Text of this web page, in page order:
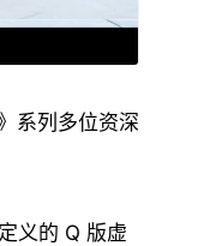
系列多位资深
义的 Q 版虚